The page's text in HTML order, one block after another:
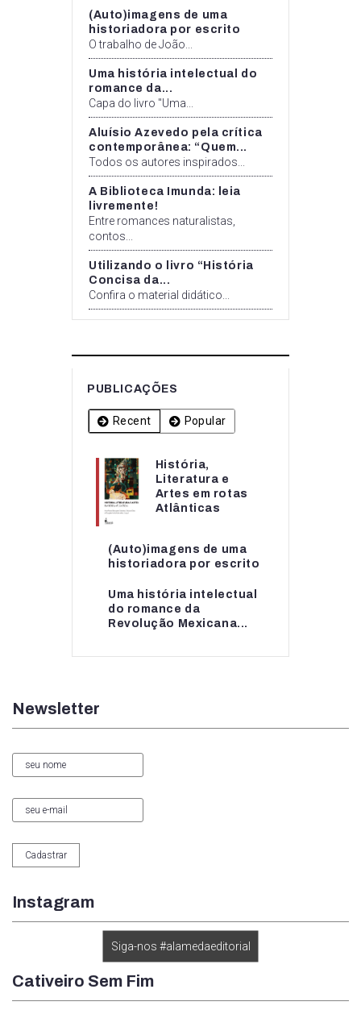
(Auto)imagens de uma
historiadora por escrito
O trabalho de João...
Uma história intelectual do
romance da...
Capa do livro "Uma...
Aluísio Azevedo pela crítica
contemporânea: “Quem...
Todos os autores inspirados...
A Biblioteca Imunda: leia
livremente!
Entre romances naturalistas,
contos...
Utilizando o livro “História
Concisa da...
Confira o material didático...
PUBLICAÇÕES
Recent Popular
História,
Literatura e
Artes em rotas
Atlânticas
(Auto)imagens de uma
historiadora por escrito
Uma história intelectual
do romance da
Revolução Mexicana...
História,
Literatura e
Artes em rotas...
(Auto)imagens de uma
historiadora por escrito
Uma história intelectual
do romance da...
Newsletter
Instagram
Siga-nos #alamedaeditorial
Cativeiro Sem Fim